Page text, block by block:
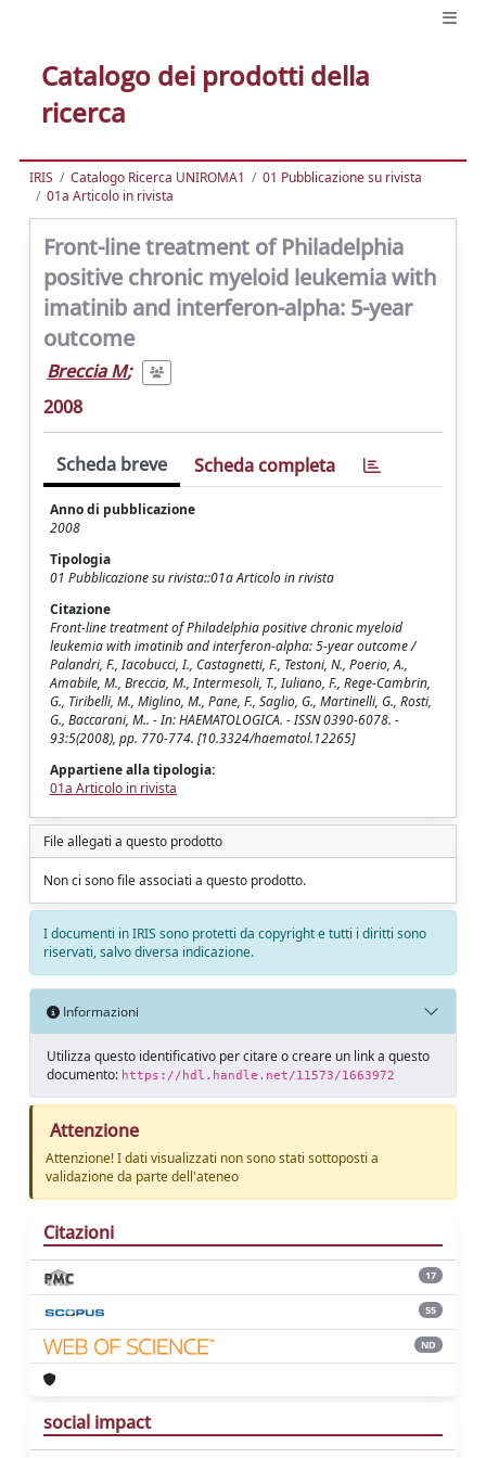
Catalogo dei prodotti della
ricerca
IRIS Catalogo Ricerca UNIROMA1
01 Pubblicazione su rivista
01a Articolo in rivista
Front-line treatment of Philadelphia
positive chronic myeloid leukemia with
imatinib and interferon-alpha: 5-year
outcome
Breccia M;
2008
Scheda breve Scheda completa
Anno di pubblicazione
2008
Tipologia
01 Pubblicazione su rivista::01a Articolo in rivista
Citazione
Front-line treatment of Philadelphia positive chronic myeloid
leukemia with imatinib and interferon-alpha: 5-year outcome /
Palandri, F., Iacobucci, I., Castagnetti, F., Testoni, N., Poerio, A.,
Amabile, M., Breccia, M., Intermesoli, T., Iuliano, F., Rege-Cambrin,
G., Tiribelli, M., Miglino, M., Pane, F., Saglio, G., Martinelli, G., Rosti,
G., Baccarani, M.. - In: HAEMATOLOGICA. - ISSN 0390-6078. -
93:5(2008), pp. 770-774. [10.3324/haematol.12265]
Appartiene alla tipologia:
01a Articolo in rivista
File allegati a questo prodotto
Non ci sono file associati a questo prodotto.
I documenti in IRIS sono protetti da copyright e tutti i diritti sono
riservati, salvo diversa indicazione.
Informazioni
Utilizza questo identificativo per citare o creare un link a questo
documento: https://hdl.handle.net/11573/1663972
Attenzione
Attenzione! I dati visualizzati non sono stati sottoposti a
validazione da parte dell'ateneo
Citazioni
17
55
ND
social impact